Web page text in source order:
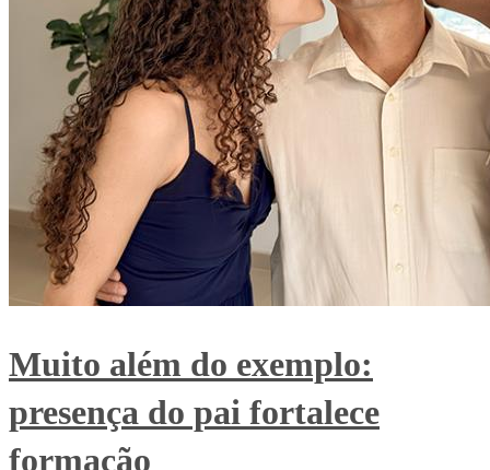
Muito além do exemplo:
presença do pai fortalece
formação